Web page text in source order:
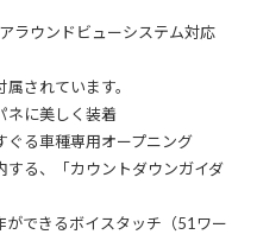
ラウンドビューシステム対応
されています。
ネに美しく装着
る車種専用オープニング
る、「カウントダウンガイダ
できるボイスタッチ（51ワー